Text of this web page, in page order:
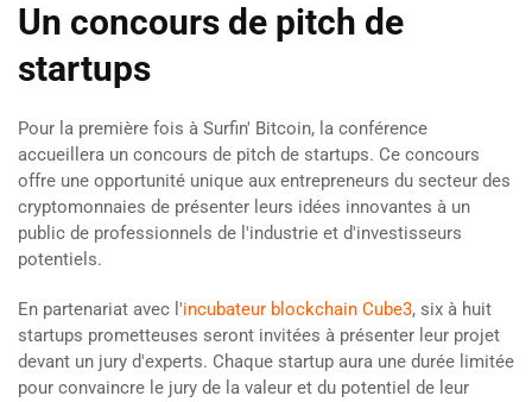
Un concours de pitch de
startups
Pour la première fois à Surfin' Bitcoin, la conférence
accueillera un concours de pitch de startups. Ce concours
offre une opportunité unique aux entrepreneurs du secteur des
cryptomonnaies de présenter leurs idées innovantes à un
public de professionnels de l'industrie et d'investisseurs
potentiels.
En partenariat avec l'incubateur blockchain Cube3, six à huit
startups prometteuses seront invitées à présenter leur projet
devant un jury d'experts. Chaque startup aura une durée limitée
pour convaincre le jury de la valeur et du potentiel de leur